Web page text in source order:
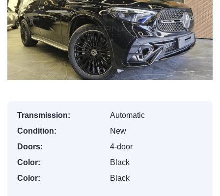
Transmission:
Automatic
Condition:
New
Doors:
4-door
Color:
Black
Color:
Black